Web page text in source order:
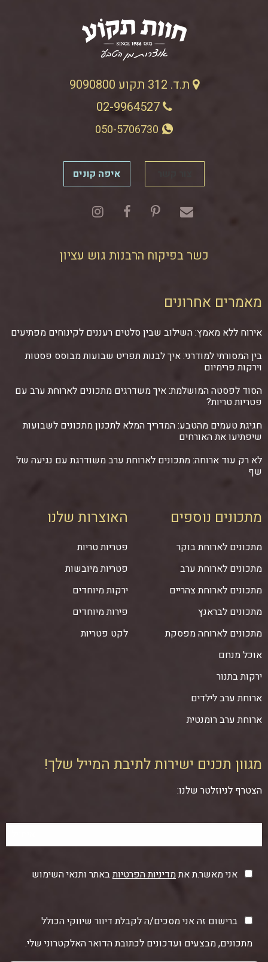
ת.ד. 312 תקוע 9090800
02-9964527
איפה קונים
כשר בפיקוח הרבנות גוש עציון
מאמרים אחרונים
אירוח ללא מאמץ: השילוב שבין סלטים רעננים לקינוחים מפתיעים
בין המסורתי למודרני: איך לבנות תפריט שבועות מבוסס פסטות
וירקות פרימיום
הסוד לפסטה המושלמת: איך משדרגים מתכונים לארוחת ערב עם
פטריות טריות?
חגיגת טעמים מהטבע: המדריך המלא לתכנון מתכונים לשבועות
שיפתיעו את האורחים
לא רק עוד ארוחה: מתכונים לארוחת ערב משודרגת עם נגיעה של
שף
מתכונים נוספים
מתכונים לארוחת בוקר
מתכונים לארוחת ערב
מתכונים לארוחת צהריים
מתכונים לבראנץ
מתכונים לארוחה מפסקת
אוכל מנחם
ירקות בתנור
ארוחת ערב לילדים
ארוחת ערב רומנטית
האוצרות שלנו
פטריות טריות
פטריות מיובשות
ירקות מיוחדים
פירות מיוחדים
לקט פטריות
מגוון תכנים ישירות לתיבת המייל שלך!
הצטרף לניוזלטר שלנו:
אני מאשר.ת אתמדיניות הפרטיותבאתר ותנאי השימוש
ברישום זה אני מסכים/ה לקבלת דיוור שיווקי הכולל
מתכונים, מבצעים ועדכונים לכתובת הדואר האלקטרוני שלי.